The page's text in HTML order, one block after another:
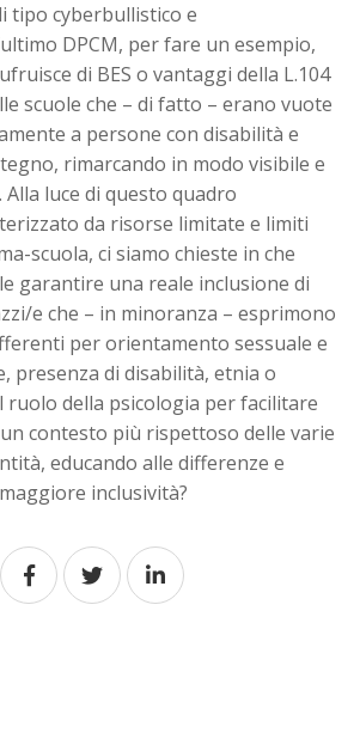
tipo cyberbullistico e
DPCM, per fare un esempio,
di BES o vantaggi della L.104
scuole che – di fatto – erano vuote
a persone con disabilità e
rimarcando in modo visibile e
luce di questo quadro
da risorse limitate e limiti
scuola, ci siamo chieste in che
garantire una reale inclusione di
e che – in minoranza – esprimono
per orientamento sessuale e
presenza di disabilità, etnia o
ruolo della psicologia per facilitare
contesto più rispettoso delle varie
educando alle differenze e
inclusività?